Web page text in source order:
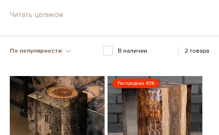
Читать целиком
По популярности В наличии 2 товара
Распродажа 45%